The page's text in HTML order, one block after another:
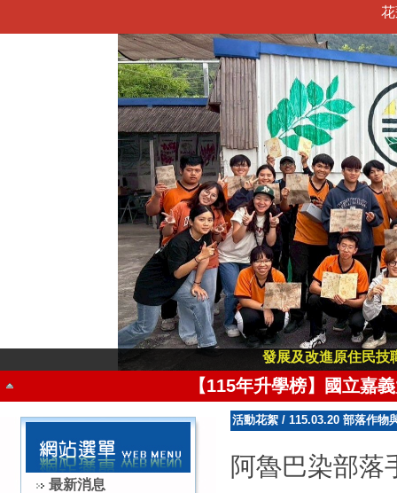
發展及改進原住民技
【115年全國高級中等學校專業群科專題實
【115年升學榜】國立嘉
【115年升學榜】國立嘉義
【115年升學榜】國立屏東
【115年升學榜】
最新消息
活動花絮 / 115.03.20 部落作物
阿魯巴染部落